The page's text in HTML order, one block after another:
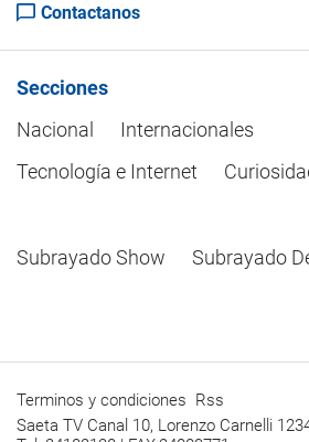
Contactanos
Secciones
Nacional
Internacionales
Tecnología e Internet
Subrayado Show Subrayado
Terminos y condiciones Rss
Saeta TV Canal 10, Lorenzo Carnelli